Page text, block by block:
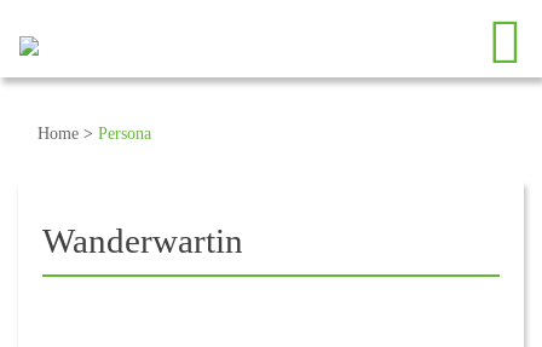
Home > Persona
Wanderwartin